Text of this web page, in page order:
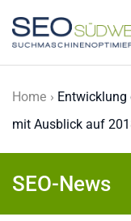
Skip to main
Home
mit Ausblick auf
SEO-News